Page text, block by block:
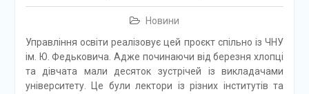
Новини
Управління освіти реалізовує цей проєкт спільно із ЧНУ
ім. Ю. Федьковича. Адже починаючи від березня хлопці
та дівчата мали десяток зустрічей із викладачами
університету. Це були лектори із різних інститутів та